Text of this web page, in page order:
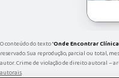
O conteúdo do texto "Onde Encontrar
reservado. Sua reprodução, parcial ou total,
autor. Crime de violação de direito autoral –
autorais.